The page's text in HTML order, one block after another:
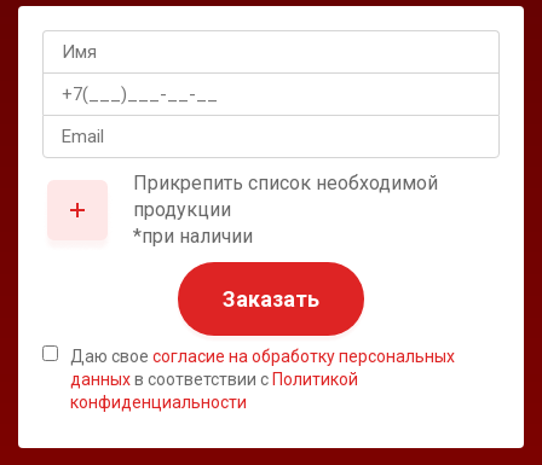
Прикрепить список необходимой
продукции
*при наличии
Заказать
Даю свое согласие на обработку персональных
данныхв соответствии с Политикой
конфиденциальности